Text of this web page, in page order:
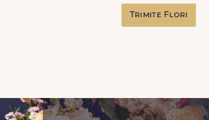
Trimite Flori